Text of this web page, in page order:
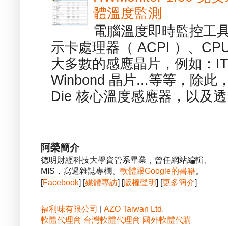
體溫度監測
電腦溫度即時監控工
示卡處理器（ ACPI ）、
大多數的感應晶片，例如：
Winbond 晶片...等等，除此
Die 核心溫度感應器，以及
阿榮簡介
德明財經科技大學資管系畢業，曾任網站編輯、
MIS，寫過雜誌專欄、 軟體跟Google的書籍。
[Facebook] [媒體專訪] [版權聲明] [更多簡介]
福利味有限公司
AZO Taiwan Ltd.
軟體代理商 台灣軟體代理商 國外軟體代購